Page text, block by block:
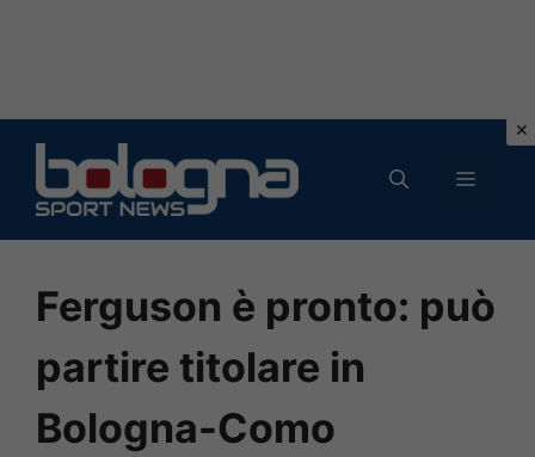
contenuto
MENU
Ferguson è pronto: può
partire titolare in
Bologna-Como